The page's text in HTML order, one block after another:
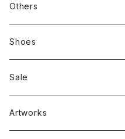
新刊本
Zine、Other
Tees
Sweatshirts
Bag & Accessories
Others
Mixcd
RC SLUM / ROYALTY CLUB
雑貨
Shoes
Sale
Artworks